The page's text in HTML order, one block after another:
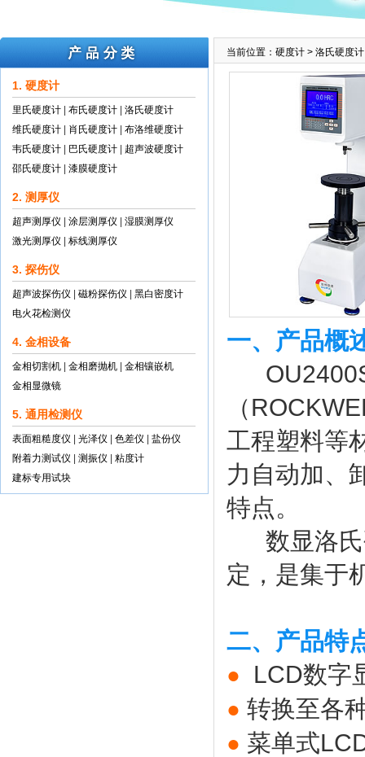
1. 硬度计
里氏硬度计 布氏硬度计
洛氏硬度计
维氏硬度计
肖氏硬度计
布洛维硬度计
韦氏硬度计
巴氏硬度计
超声波硬度计
邵氏硬度计
漆膜硬度计
2. 测厚仪
超声测厚仪 涂层测厚仪
湿膜测厚仪
激光测厚仪
标线测厚仪
3. 探伤仪
超声波探伤仪 磁粉探伤仪
黑白密度计
电火花检测仪
4. 金相设备
金相切割机 金相磨抛机
金相镶嵌机
金相显微镜
5. 通用检测仪
表面粗糙度仪 光泽仪 色差仪
盐份仪
附着力测试仪
测振仪
粘度计
建标专用试块
当前位置： 硬度计 > 洛氏硬度计
一、产品概
OU2400S
（
工程塑料等
力自动加、
特点。
数显洛氏
定，是集于
二、产品特
● LCD数字
● 转换至各
● 菜单式